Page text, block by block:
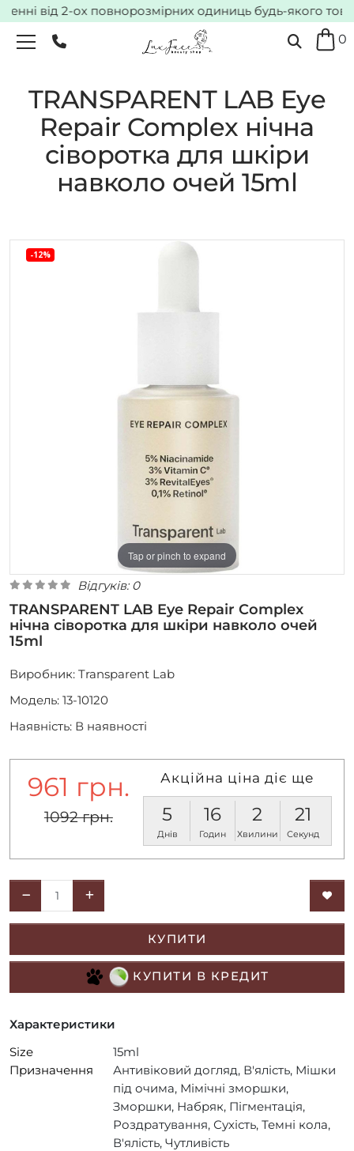
від 2-ох повнорозмірних одиниць будь-якого
0
TRANSPARENT LAB Eye
Repair Complex нічна
сіворотка для шкіри
навколо очей 15ml
-12%
Tap or pinch to expand
Відгуків: 0
TRANSPARENT LAB Eye Repair Complex
нічна сіворотка для шкіри навколо очей
15ml
Виробник: Transparent Lab
Модель: 13-10120
Наявність: В наявності
961 грн.
1092 грн.
Акційна ціна діє ще
5
Днів
16
Годин
2
Хвилини
21
Секунд
КУПИТИ
КУПИТИ В КРЕДИТ
Характеристики
Size
15ml
Призначення
Антивіковий догляд, В'ялість, Мішки
під очима, Мімічні зморшки,
Зморшки, Набряк, Пігментація,
Роздратування, Сухість, Темні кола,
В'ялість, Чутливість